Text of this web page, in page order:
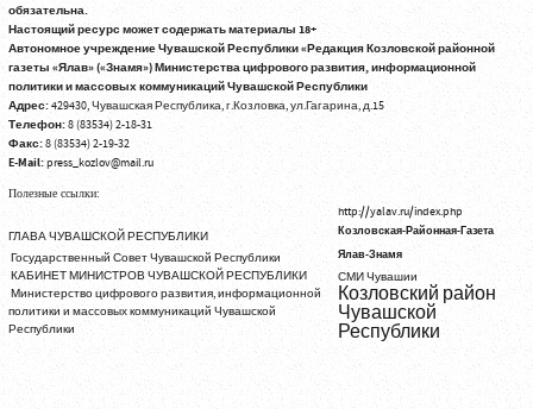
обязательна.
Настоящий ресурс может содержать материалы 18+
Автономное учреждение Чувашской Республики «Редакция Козловской районной
газеты «Ялав» («Знамя») Министерства цифрового развития, информационной
политики и массовых коммуникаций Чувашской Республики
Адрес:429430, Чувашская Республика, г.Козловка, ул.Гагарина, д.15
Телефон:8 (83534) 2-18-31
Факс:8 (83534) 2-19-32
E-Mail:press_kozlov@mail.ru
Полезные ссылки:
ГЛАВА ЧУВАШСКОЙ РЕСПУБЛИКИ
Государственный Совет Чувашской Республики
КАБИНЕТ МИНИСТРОВ ЧУВАШСКОЙ РЕСПУБЛИКИ
Министерство цифрового развития, информационной
политики и массовых коммуникаций Чувашской
Республики
http://yalav.ru/index.php
Козловская-Районная-Газета
Ялав-Знамя
СМИ Чувашии
Козловский район
Чувашской
Республики